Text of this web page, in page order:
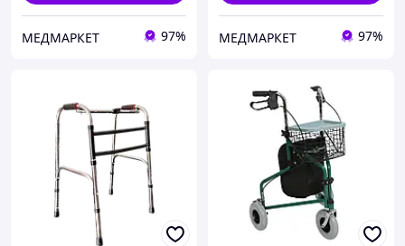
МЕДМАРКЕТ 97% МЕДМАРКЕТ 97%